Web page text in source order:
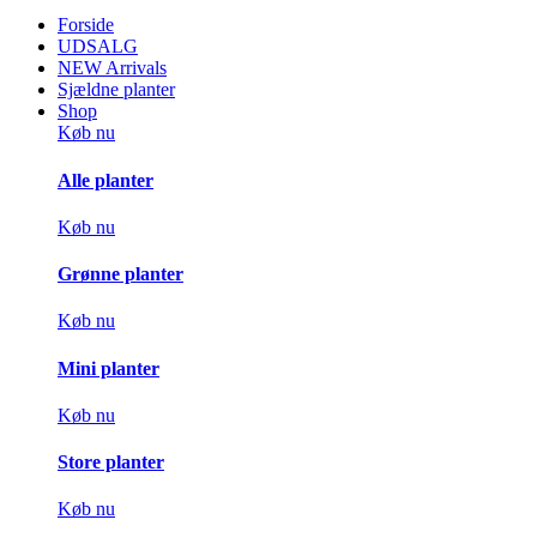
Forside
UDSALG
NEW Arrivals
Sjældne planter
Shop
Køb nu
Alle planter
Køb nu
Grønne planter
Køb nu
Mini planter
Køb nu
Store planter
Køb nu